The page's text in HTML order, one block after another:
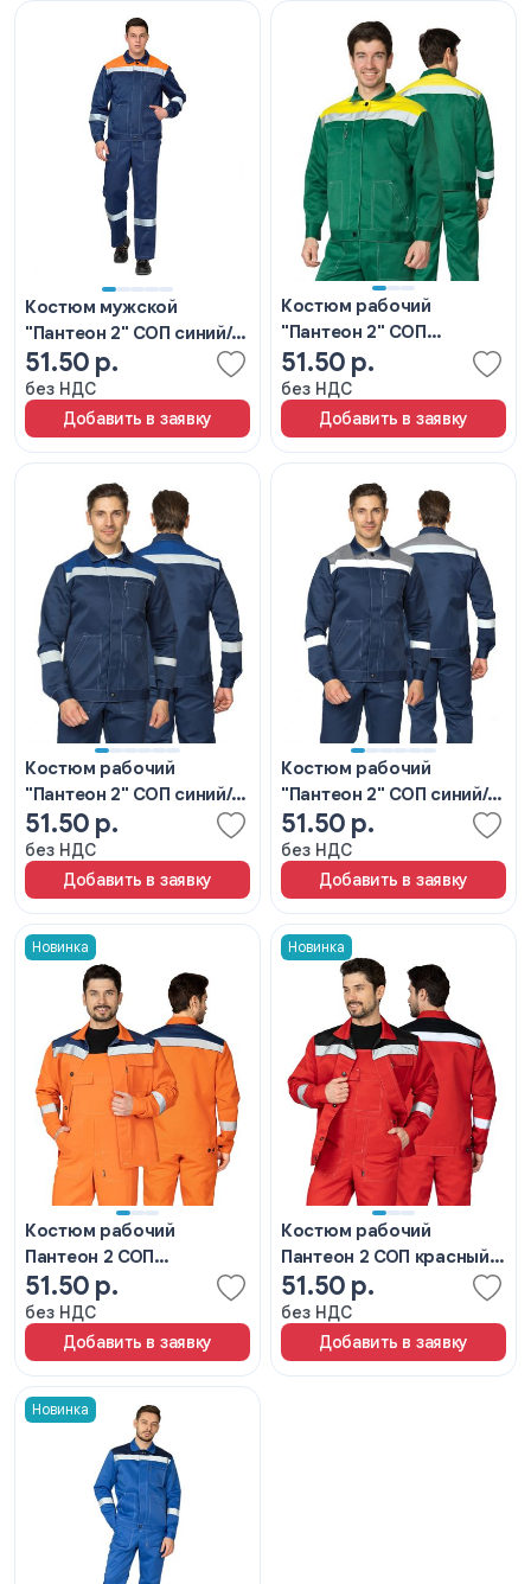
Костюм мужской
"Пантеон 2" СОП синий/
оранжевый
51.50 р.
без НДС
Добавить в заявку
Костюм рабочий
"Пантеон 2" СОП
зеленый/желтый
51.50 р.
без НДС
Добавить в заявку
Костюм рабочий
"Пантеон 2" СОП синий/
василёк
51.50 р.
без НДС
Добавить в заявку
Костюм рабочий
"Пантеон 2" СОП синий/
серый
51.50 р.
без НДС
Добавить в заявку
Новинка
Костюм рабочий
Пантеон 2 СОП
оранжевый/темно-синий
51.50 р.
без НДС
Добавить в заявку
Новинка
Костюм рабочий
Пантеон 2 СОП красный/
черный
51.50 р.
без НДС
Добавить в заявку
Новинка